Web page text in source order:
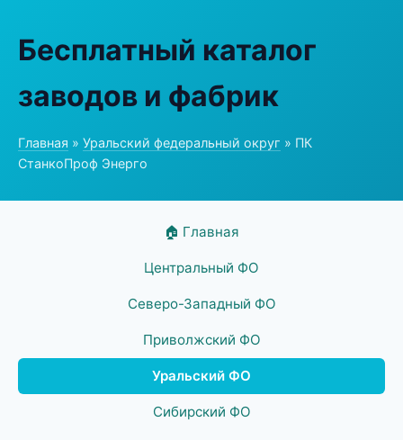
Бесплатный каталог
заводов и фабрик
Главная » Уральский федеральный округ » ПК
СтанкоПроф Энерго
🏠 Главная
Центральный ФО
Северо-Западный ФО
Приволжский ФО
Уральский ФО
Сибирский ФО